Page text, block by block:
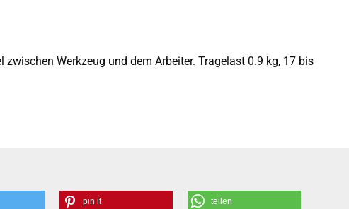
Werkzeug und dem Arbeiter. Tragelast 0.9 kg, 17 bis
pin it teilen